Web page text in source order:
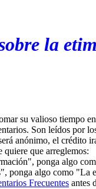
la
su valioso tiempo
Son leídos por
anónimo, el crédito
que arreglemos:
ponga algo
ponga algo como "La
Frecuentes antes